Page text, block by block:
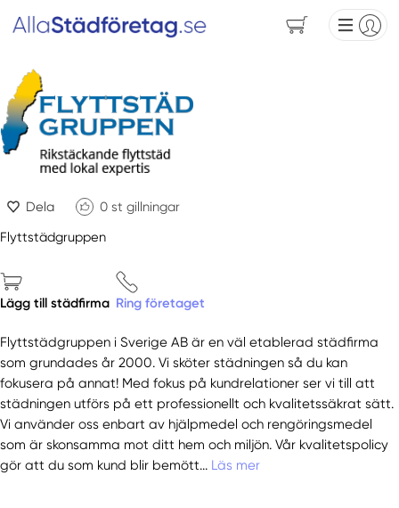
Dela 0 st gillningar
Flyttstädgruppen
Lägg till städfirma Ring företaget
Flyttstädgruppen i Sverige AB är en väl etablerad städfirma
som grundades år 2000. Vi sköter städningen så du kan
fokusera på annat! Med fokus på kundrelationer ser vi till att
städningen utförs på ett professionellt och kvalitetssäkrat sätt.
Vi använder oss enbart av hjälpmedel och rengöringsmedel
som är skonsamma mot ditt hem och miljön. Vår kvalitetspolicy
gör att du som kund blir bemött... Läs mer